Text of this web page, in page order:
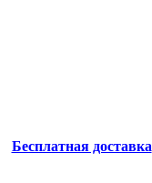
Бесплатная доставка